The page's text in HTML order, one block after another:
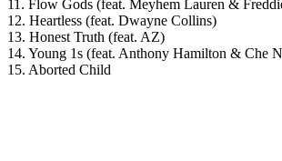
11. Flow Gods (feat. Meyhem Lauren &
12. Heartless (feat. Dwayne Collins)
13. Honest Truth (feat. AZ)
14. Young 1s (feat. Anthony Hamilton & Che
15. Aborted Child